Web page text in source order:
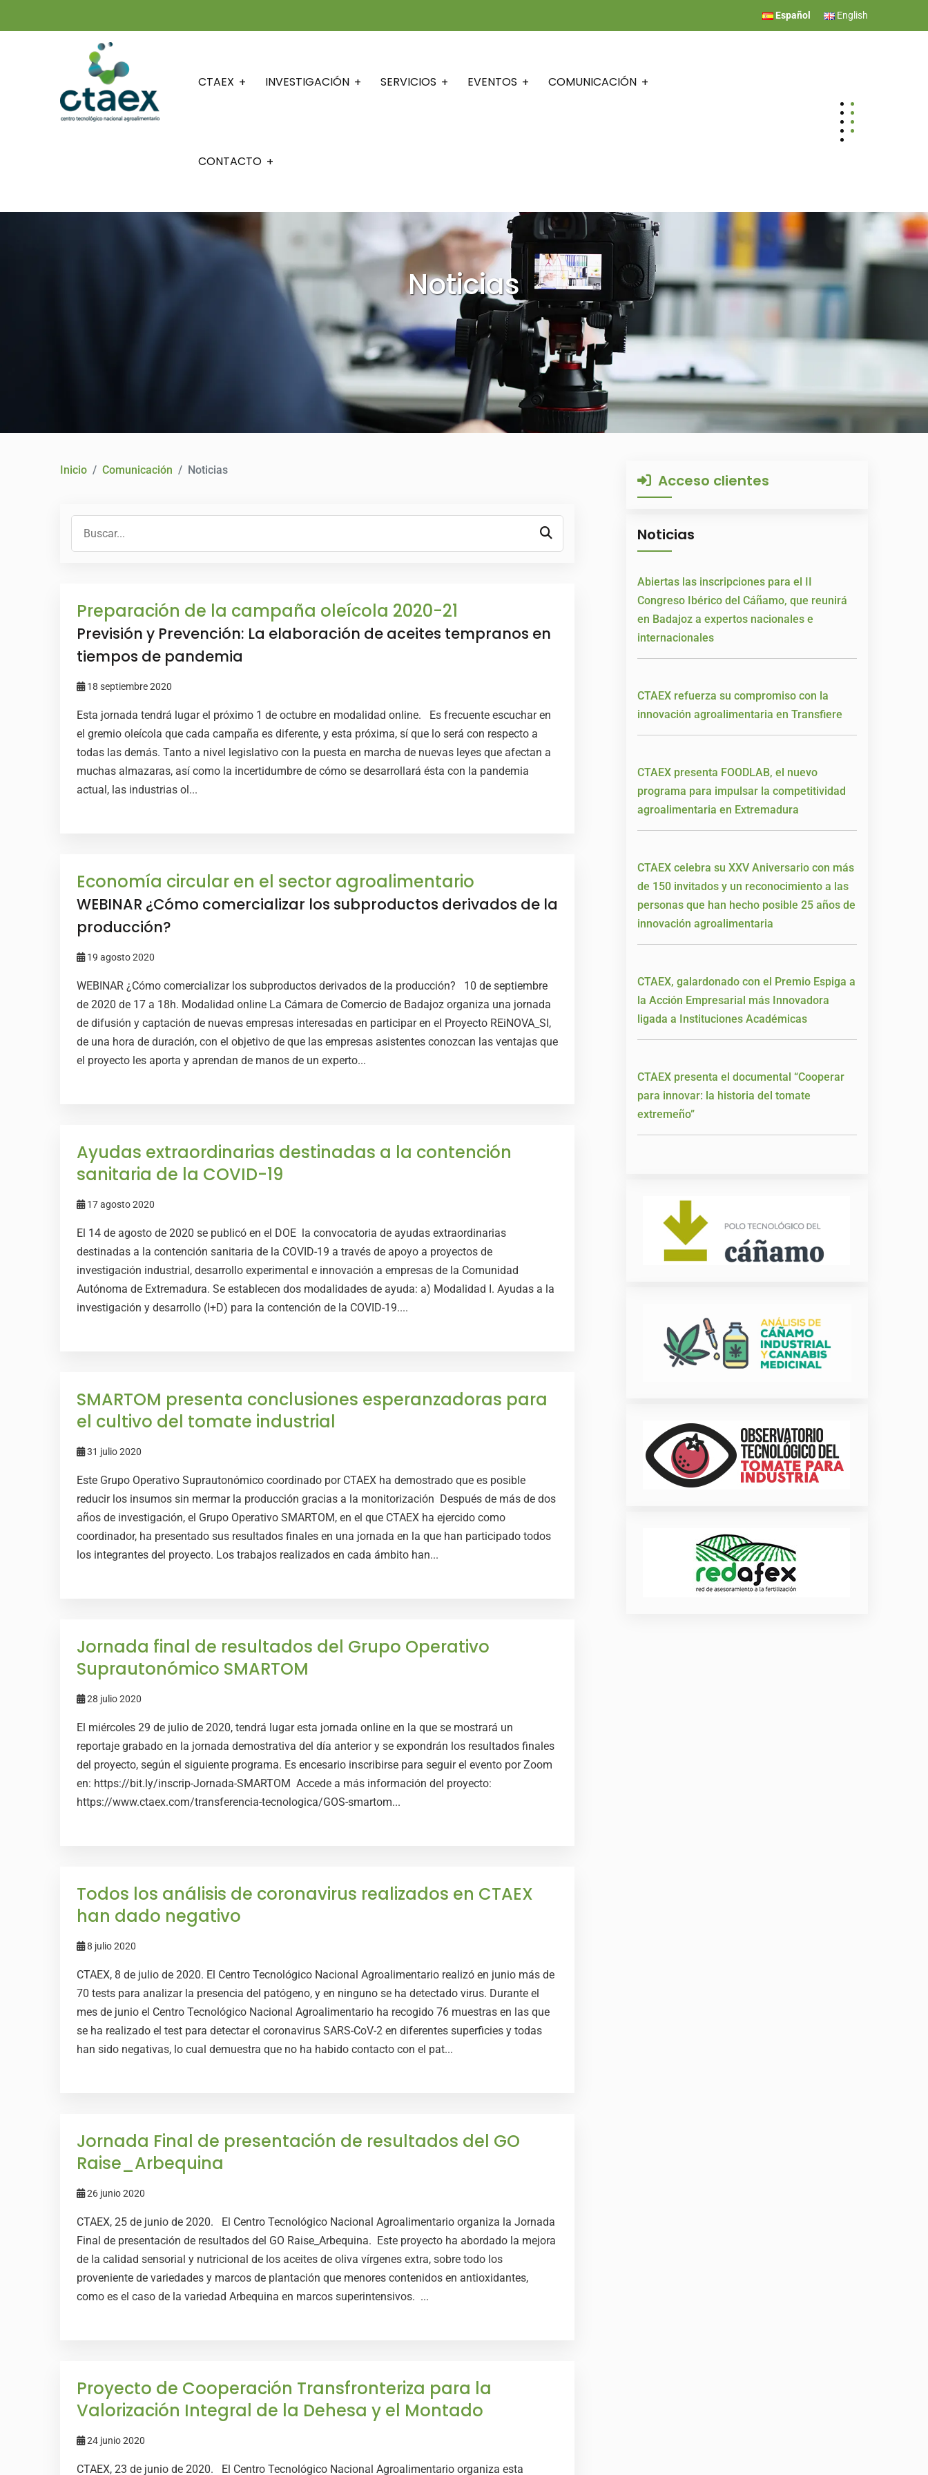
Español English
CTAEX INVESTIGACIÓN SERVICIOS EVENTOS COMUNICACIÓN
CONTACTO
Noticias
Inicio Comunicación Noticias
Preparación de la campaña oleícola 2020-21
Previsión y Prevención: La elaboración de aceites tempranos en
tiempos de pandemia
18 septiembre 2020
Esta jornada tendrá lugar el próximo 1 de octubre en modalidad online. Es frecuente escuchar en
el gremio oleícola que cada campaña es diferente, y esta próxima, sí que lo será con respecto a
todas las demás. Tanto a nivel legislativo con la puesta en marcha de nuevas leyes que afectan a
muchas almazaras, así como la incertidumbre de cómo se desarrollará ésta con la pandemia
actual, las industrias ol...
Economía circular en el sector agroalimentario
WEBINAR ¿Cómo comercializar los subproductos derivados de la
producción?
19 agosto 2020
WEBINAR ¿Cómo comercializar los subproductos derivados de la producción? 10 de septiembre
de 2020 de 17 a 18h. Modalidad online La Cámara de Comercio de Badajoz organiza una jornada
de difusión y captación de nuevas empresas interesadas en participar en el Proyecto REiNOVA_SI,
de una hora de duración, con el objetivo de que las empresas asistentes conozcan las ventajas que
el proyecto les aporta y aprendan de manos de un experto...
Ayudas extraordinarias destinadas a la contención
sanitaria de la COVID-19
17 agosto 2020
El 14 de agosto de 2020 se publicó en el DOE la convocatoria de ayudas extraordinarias
destinadas a la contención sanitaria de la COVID-19 a través de apoyo a proyectos de
investigación industrial, desarrollo experimental e innovación a empresas de la Comunidad
Autónoma de Extremadura. Se establecen dos modalidades de ayuda: a) Modalidad I. Ayudas a la
investigación y desarrollo (I+D) para la contención de la COVID-19....
SMARTOM presenta conclusiones esperanzadoras para
el cultivo del tomate industrial
31 julio 2020
Este Grupo Operativo Suprautonómico coordinado por CTAEX ha demostrado que es posible
reducir los insumos sin mermar la producción gracias a la monitorización Después de más de dos
años de investigación, el Grupo Operativo SMARTOM, en el que CTAEX ha ejercido como
coordinador, ha presentado sus resultados finales en una jornada en la que han participado todos
los integrantes del proyecto. Los trabajos realizados en cada ámbito han...
Jornada final de resultados del Grupo Operativo
Suprautonómico SMARTOM
28 julio 2020
El miércoles 29 de julio de 2020, tendrá lugar esta jornada online en la que se mostrará un
reportaje grabado en la jornada demostrativa del día anterior y se expondrán los resultados finales
del proyecto, según el siguiente programa. Es encesario inscribirse para seguir el evento por Zoom
en: https://bit.ly/inscrip-Jornada-SMARTOM Accede a más información del proyecto:
https://www.ctaex.com/transferencia-tecnologica/GOS-smartom...
Todos los análisis de coronavirus realizados en CTAEX
han dado negativo
8 julio 2020
CTAEX, 8 de julio de 2020. El Centro Tecnológico Nacional Agroalimentario realizó en junio más de
70 tests para analizar la presencia del patógeno, y en ninguno se ha detectado virus. Durante el
mes de junio el Centro Tecnológico Nacional Agroalimentario ha recogido 76 muestras en las que
se ha realizado el test para detectar el coronavirus SARS-CoV-2 en diferentes superficies y todas
han sido negativas, lo cual demuestra que no ha habido contacto con el pat...
Jornada Final de presentación de resultados del GO
Raise_Arbequina
26 junio 2020
CTAEX, 25 de junio de 2020. El Centro Tecnológico Nacional Agroalimentario organiza la Jornada
Final de presentación de resultados del GO Raise_Arbequina. Este proyecto ha abordado la mejora
de la calidad sensorial y nutricional de los aceites de oliva vírgenes extra, sobre todo los
proveniente de variedades y marcos de plantación que menores contenidos en antioxidantes,
como es el caso de la variedad Arbequina en marcos superintensivos. ...
Proyecto de Cooperación Transfronteriza para la
Valorización Integral de la Dehesa y el Montado
24 junio 2020
CTAEX, 23 de junio de 2020. El Centro Tecnológico Nacional Agroalimentario organiza esta
Acceso clientes
Noticias
Abiertas las inscripciones para el II
Congreso Ibérico del Cáñamo, que reunirá
en Badajoz a expertos nacionales e
internacionales
CTAEX refuerza su compromiso con la
innovación agroalimentaria en Transfiere
CTAEX presenta FOODLAB, el nuevo
programa para impulsar la competitividad
agroalimentaria en Extremadura
CTAEX celebra su XXV Aniversario con más
de 150 invitados y un reconocimiento a las
personas que han hecho posible 25 años de
innovación agroalimentaria
CTAEX, galardonado con el Premio Espiga a
la Acción Empresarial más Innovadora
ligada a Instituciones Académicas
CTAEX presenta el documental “Cooperar
para innovar: la historia del tomate
extremeño”